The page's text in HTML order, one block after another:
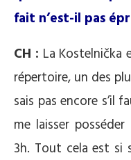
fait n’est-il pas
CH : La Kostelnička
répertoire, un des
sais pas encore s’il
me laisser
3h. Tout cela est si